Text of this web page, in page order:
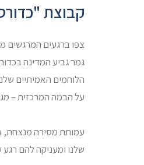
קבוצת
צפו ברגעים
גמר גביע המדינה
הלוחמים האמיתיים
על הבמה המרכזית –
עמותת מסירה מנצחת,
שלנו ומעניקה להם